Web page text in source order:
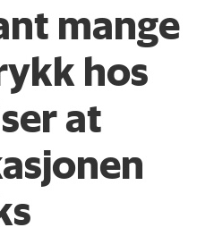
mange
hos
at